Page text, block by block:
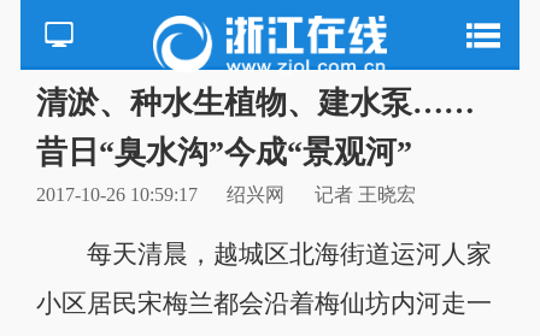
清淤、种水生植物、建水泵……
昔日“臭水沟”今成“景观河”
2017-10-26 10:59:17 绍兴网 记者 王晓宏
每天清晨，越城区北海街道运河人家
小区居民宋梅兰都会沿着梅仙坊内河走一